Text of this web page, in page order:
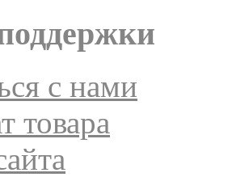
с нами
товара